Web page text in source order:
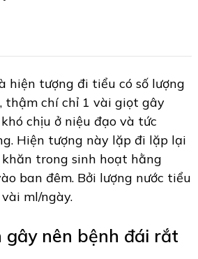
tượng đi tiểu có số lượng
thậm chí chỉ 1 vài giọt gây
chịu ở niệu đạo và tức
Hiện tượng này lặp đi lặp lại
trong sinh hoạt hằng
ban đêm. Bởi lượng nước tiểu
ml/ngày.
gây nên bệnh đái rắt